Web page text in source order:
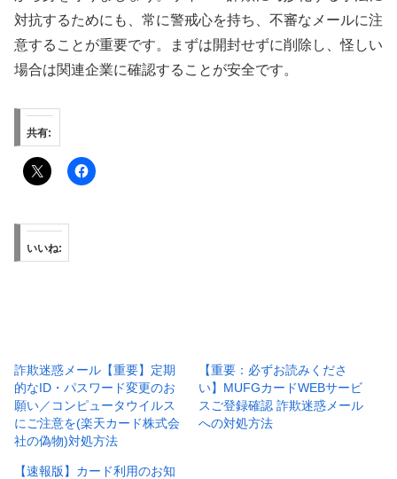
対抗するためにも、常に警戒心を持ち、不審なメールに注
意することが重要です。まずは開封せずに削除し、怪しい
場合は関連企業に確認することが安全です。
共有:
いいね:
詐欺迷惑メール【重要】定期
的なID・パスワード変更のお
願い／コンピュータウイルス
にご注意を(楽天カード株式会
社の偽物)対処方法
【重要：必ずお読みくださ
い】MUFGカードWEBサービ
スご登録確認 詐欺迷惑メール
への対処方法
【速報版】カード利用のお知